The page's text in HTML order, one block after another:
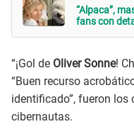
“Alpaca”,
fans con
“¡Gol de Oliver Sonne!
“Buen recurso
identificado”, fueron
cibernautas.